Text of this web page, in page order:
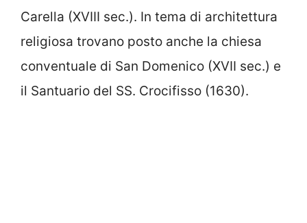
Carella (XVIII sec.). In tema di architettura
religiosa trovano posto anche la chiesa
conventuale di San Domenico (XVII sec.) e
il Santuario del SS. Crocifisso (1630).